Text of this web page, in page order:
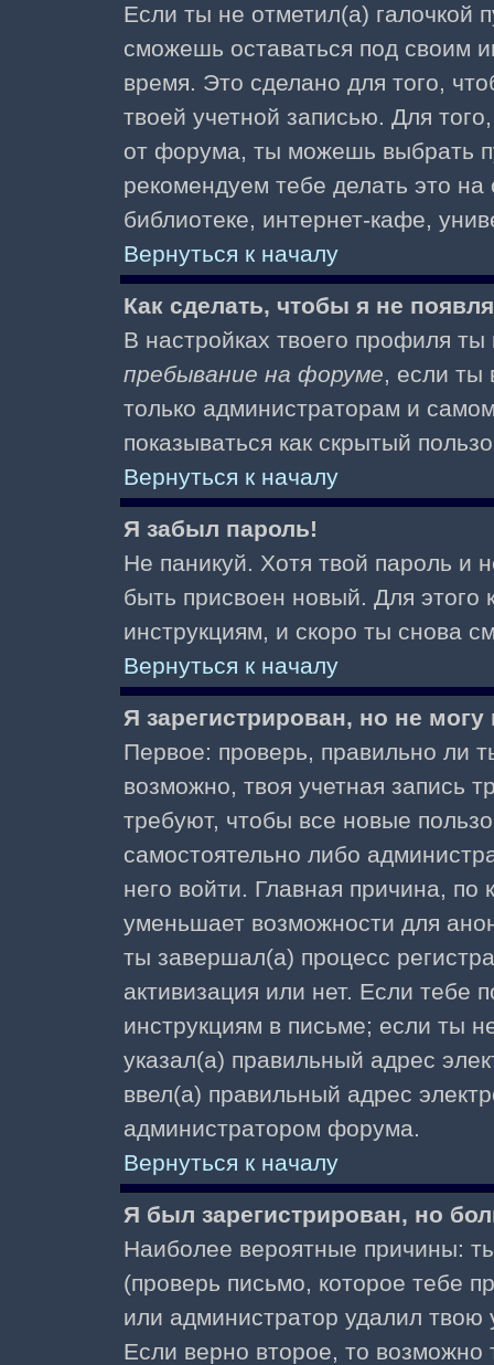
Если ты не отметил(а) галочкой
сможешь оставаться под своим
время. Это сделано для того,
твоей учетной записью. Для
от форума, ты можешь выбрать
рекомендуем тебе делать это
библиотеке, интернет-кафе,
Вернуться к началу
Как сделать, чтобы я не
В настройках твоего профиля
пребывание на форуме, если
только администраторам и
показываться как скрытый
Вернуться к началу
Я забыл пароль!
Не паникуй. Хотя твой пароль и
быть присвоен новый. Для этого
инструкциям, и скоро ты снова
Вернуться к началу
Я зарегистрирован, но не могу
Первое: проверь, правильно ли
возможно, твоя учетная запись
требуют, чтобы все новые
самостоятельно либо
него войти. Главная причина,
уменьшает возможности для
ты завершал(а) процесс
активизация или нет. Если тебе
инструкциям в письме; если ты
указал(а) правильный адрес
ввел(а) правильный адрес
администратором форума.
Вернуться к началу
Я был зарегистрирован, но
Наиболее вероятные причины:
(проверь письмо, которое тебе
или администратор удалил твою
Если верно второе, то